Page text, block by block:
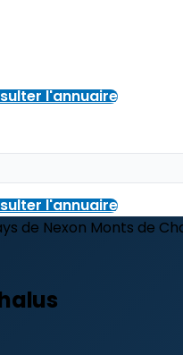
l'annuaire
l'annuaire
de Nexon Monts de